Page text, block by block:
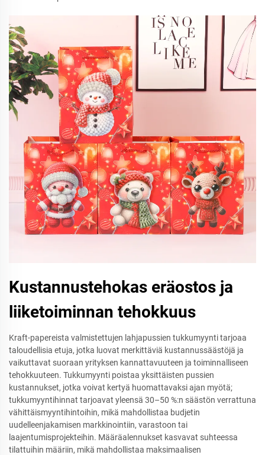
Kustannustehokas eräostos ja
liiketoiminnan tehokkuus
Kraft-papereista valmistettujen lahjapussien tukkumyynti tarjoaa
taloudellisia etuja, jotka luovat merkittäviä kustannussäästöjä ja
vaikuttavat suoraan yrityksen kannattavuuteen ja toiminnalliseen
tehokkuuteen. Tukkumyynti poistaa yksittäisten pussien
kustannukset, jotka voivat kertyä huomattavaksi ajan myötä;
tukkumyyntihinnat tarjoavat yleensä 30–50 %:n säästön verrattuna
vähittäismyyntihintoihin, mikä mahdollistaa budjetin
uudelleenjakamisen markkinointiin, varastoon tai
laajentumisprojekteihin. Määräalennukset kasvavat suhteessa
tilattuihin määriin, mikä mahdollistaa maksimaalisen